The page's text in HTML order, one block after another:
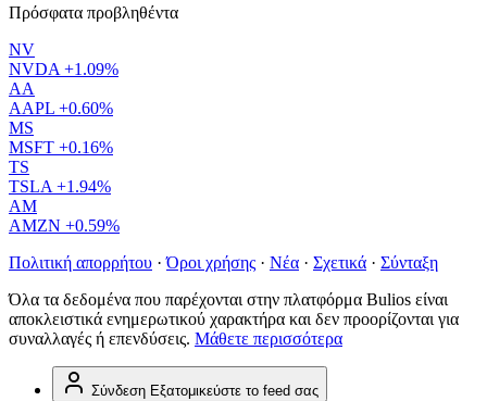
Πρόσφατα προβληθέντα
NV
NVDA +1.09%
AA
AAPL +0.60%
MS
MSFT +0.16%
TS
TSLA +1.94%
AM
AMZN +0.59%
Πολιτική απορρήτου · Όροι χρήσης · Νέα · Σχετικά · Σύνταξη
Όλα τα δεδομένα που παρέχονται στην πλατφόρμα Bulios είναι
αποκλειστικά ενημερωτικού χαρακτήρα και δεν προορίζονται για
συναλλαγές ή επενδύσεις. Μάθετε περισσότερα
Σύνδεση Εξατομικεύστε το feed σας